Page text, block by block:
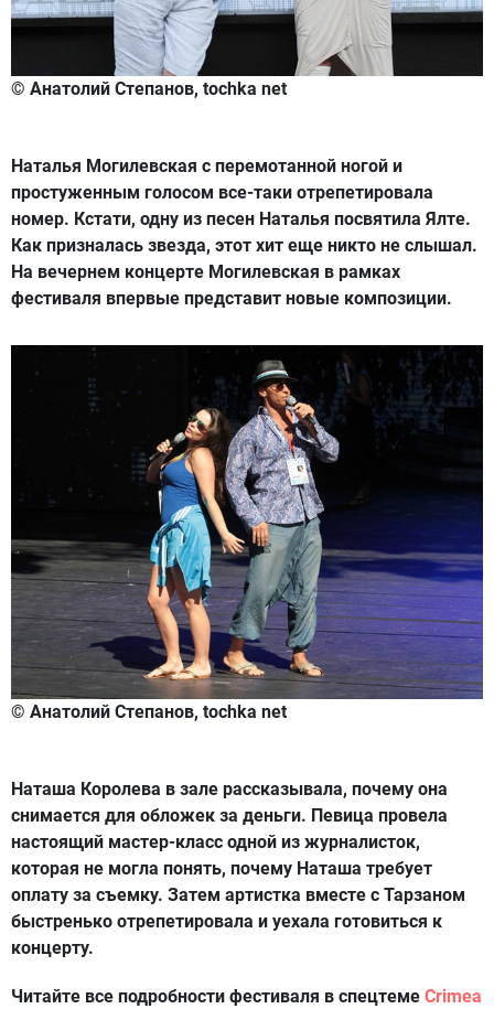
© Анатолий Степанов, tochka net
Наталья Могилевская с перемотанной ногой и
простуженным голосом все-таки отрепетировала
номер. Кстати, одну из песен Наталья посвятила Ялте.
Как призналась звезда, этот хит еще никто не слышал.
На вечернем концерте Могилевская в рамках
фестиваля впервые представит новые композиции.
© Анатолий Степанов, tochka net
Наташа Королева в зале рассказывала, почему она
снимается для обложек за деньги. Певица провела
настоящий мастер-класс одной из журналисток,
которая не могла понять, почему Наташа требует
оплату за съемку. Затем артистка вместе с Тарзаном
быстренько отрепетировала и уехала готовиться к
концерту.
Читайте все подробности фестиваля в спецтеме Crimea